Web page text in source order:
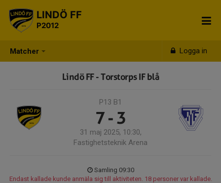
Matcher Logga in
LINDÖ FF
P2012
Lindö FF - Torstorps IF blå
P13 B1
7 - 3
31 maj 2025, 10:30,
Fastighetsteknik Arena
Samling 09:30
Endast kallade kunde anmäla sig till aktiviteten. 18 personer var kallade.